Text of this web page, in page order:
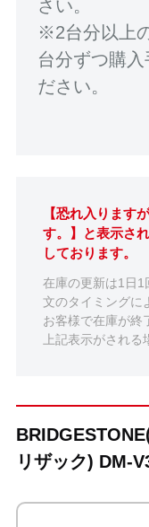
さい。
※2台分以上
台分ずつ購
ださい。
【恐れ入ります
す。】と表示さ
しております。
在庫の更新は1日1
文のタイミングに
お客様で在庫が終
上記表示がされ
リザック) DM-